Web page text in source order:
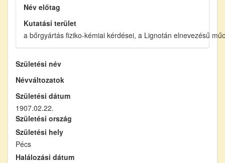
Név előtag
Kutatási terület
a bőrgyártás fiziko-kémiai kérdései, a Lignotán elnevezésű
Születési név
Névváltozatok
Születési dátum
1907.02.22.
Születési ország
Születési hely
Pécs
Halálozási dátum